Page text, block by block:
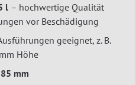
l – hochwertige Qualität
vor Beschädigung
geeignet, z. B.
Höhe
mm